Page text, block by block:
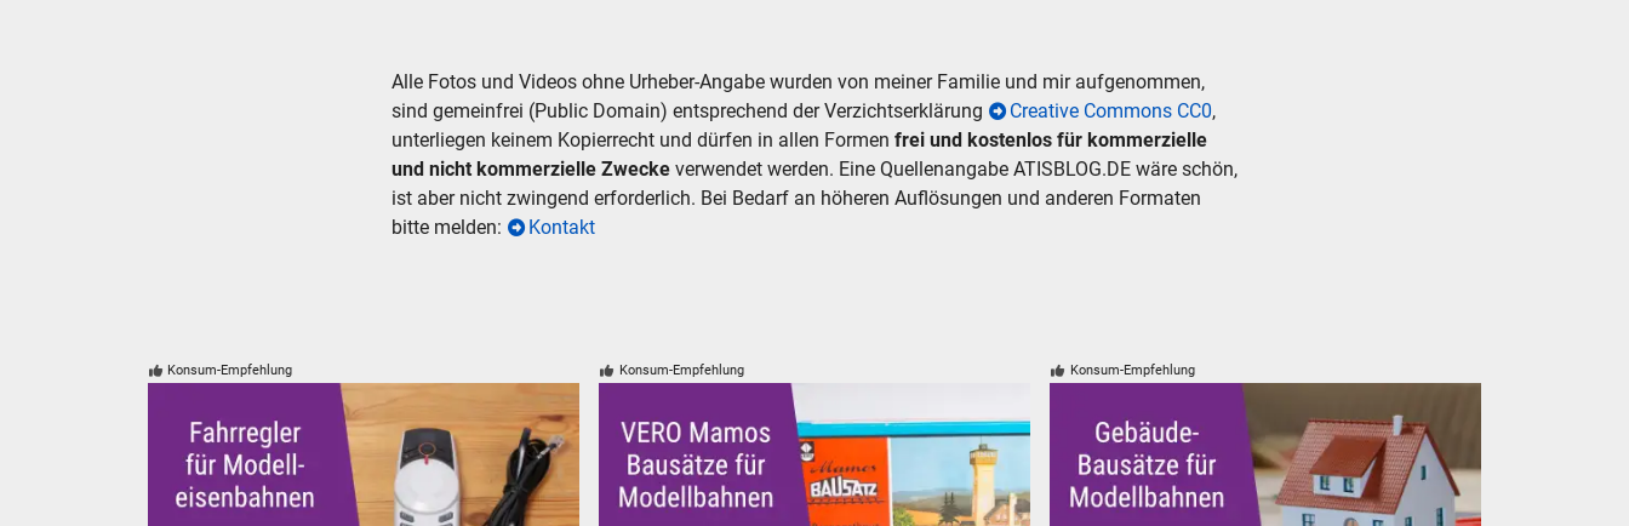
Alle Fotos und Videos ohne Urheber-Angabe wurden von meiner Familie und mir aufgenommen,
sind gemeinfrei (Public Domain) entsprechend der Verzichtserklärung
Creative Commons CC0,
unterliegen keinem Kopierrecht und dürfen in allen Formen frei und kostenlos für kommerzielle
und nicht kommerzielle Zweckeverwendet werden. Eine Quellenangabe ATISBLOG.DE wäre schön,
ist aber nicht zwingend erforderlich. Bei Bedarf an höheren Auflösungen und anderen Formaten
bitte melden:
Kontakt
Konsum-Empfehlung Konsum-Empfehlung Konsum-Empfehlung